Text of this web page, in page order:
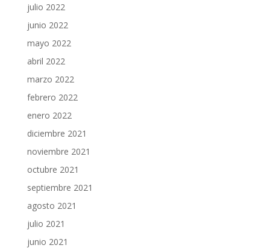
julio 2022
junio 2022
mayo 2022
abril 2022
marzo 2022
febrero 2022
enero 2022
diciembre 2021
noviembre 2021
octubre 2021
septiembre 2021
agosto 2021
julio 2021
junio 2021